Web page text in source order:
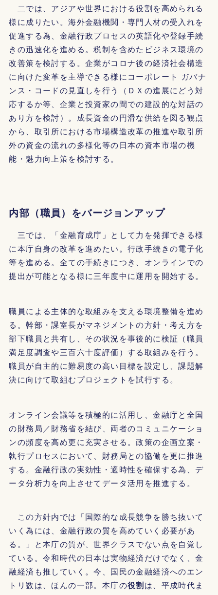
二では、アジアや世界における役割を高められる
様に成りたい。海外金融機関・専門人材の受入れを
促進する為、金融行政プロセスの英語化や登録手続
きの迅速化を進める。税制を含めたビジネス環境の
改善策を検討する。企業がコロナ後の経済社会構造
に向けた変革を主導できる様にコーポレート ガバナ
ンス・コードの見直しを行う（ＤＸの進展にどう対
応するか等、企業と投資家の間での建設的な対話の
あり方を検討）。成長資金の円滑な供給を図る観点
から、取引所における市場構造改革の推進や取引所
外の資金の流れの多様化等の日本の資本市場の機
能・魅力向上策を検討する。
内部（職員）をバージョンアップ
三では、「金融育成庁」として力を発揮できる様
に本庁自身の改革を進めたい。行政手続きの電子化
等を進める。全ての手続きにつき、オンラインでの
提出が可能となる様に三年度中に運用を開始する。
職員による主体的な取組みを支える環境整備を進め
る。幹部・課室長がマネジメントの方針・考え方を
部下職員と共有し、その状況を事後的に検証（職員
満足度調査や三百六十度評価）する取組みを行う。
職員が自主的に難易度の高い目標を設定し、課題解
決に向けて取組むプロジェクトを試行する。
オンライン会議等を積極的に活用し、金融庁と全国
の財務局／財務省を結び、両者のコミュニケーショ
ンの頻度を高め更に充実させる。政策の企画立案・
執行プロセスにおいて、財務局との協働を更に推進
する。金融行政の実効性・適時性を確保する為、デ
ータ分析力を向上させてデータ活用を推進する。
この方針内では「国際的な成長競争を勝ち抜いて
いく為には、金融行政の質を高めていく必要があ
る。」と本庁の質が、世界クラスでない点を自覚し
ている。令和時代の日本は実物経済だけでなく、金
融経済も推していく。今、国民の金融経済へのエン
トリ数は、ほんの一部。本庁の役割は、平成時代ま